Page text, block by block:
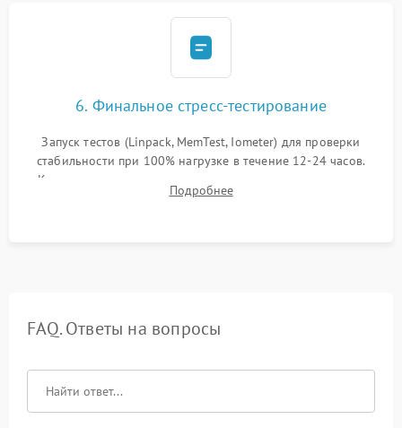
6. Финальное стресс-тестирование
Запуск тестов (Linpack, MemTest, Iometer) для проверки
стабильности при 100% нагрузке в течение 12-24 часов.
Контроль температурных режимов, проверка отсутствия
троттлинга и подготовка сервера к выдаче.
Подробнее
FAQ. Ответы на вопросы